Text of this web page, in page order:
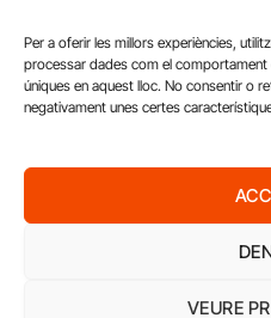
Per a oferir les millors experiències,
processar dades com el
úniques en aquest lloc. No consentir o
negativament unes certes
VEURE